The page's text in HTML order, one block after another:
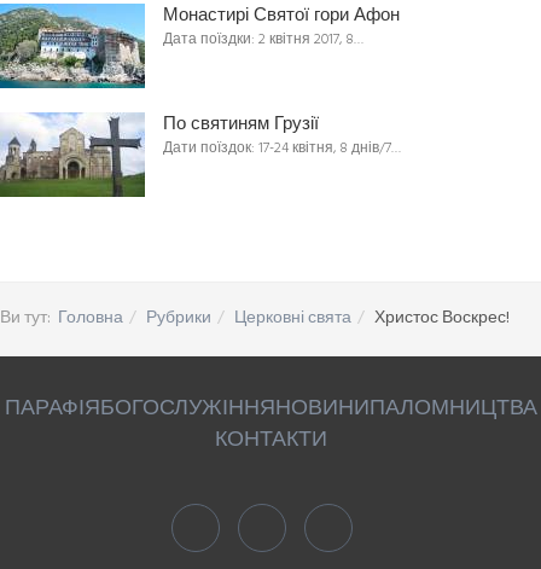
Монастирі Святої гори Афон
Дата поїздки: 2 квітня 2017, 8…
По святиням Грузії
Дати поїздок: 17-24 квітня, 8 днів/7…
Ви тут: Головна Рубрики Церковні свята Христос Воскрес!
ПАРАФІЯБОГОСЛУЖІННЯНОВИНИПАЛОМНИЦТВА
КОНТАКТИ